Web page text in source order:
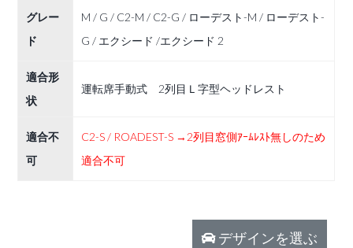
グレー
ド
M / G / C2-M / C2-G / ローデスト-M / ローデスト-
G / エクシード /エクシード 2
適合形
状
運転席手動式 2列目Ｌ字型ヘッドレスト
適合不
可
C2-S / ROADEST-S →2列目窓側ｱｰﾑﾚｽﾄ無しのため
適合不可
デザインを選ぶ